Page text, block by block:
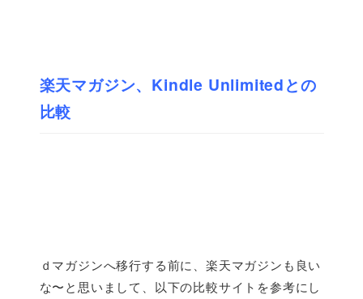
楽天マガジン、Kindle Unlimitedとの
比較
ｄマガジンへ移行する前に、楽天マガジンも良い
な〜と思いまして、以下の比較サイトを参考にし